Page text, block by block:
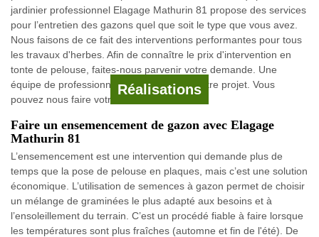
Réalisations
jardinier professionnel Elagage Mathurin 81 propose des services
pour l’entretien des gazons quel que soit le type que vous avez.
Nous faisons de ce fait des interventions performantes pour tous
les travaux d'herbes. Afin de connaître le prix d'intervention en
tonte de pelouse, faites-nous parvenir votre demande. Une
équipe de professionnel prendra soin de votre projet. Vous
pouvez nous faire votre demande de devis.
Faire un ensemencement de gazon avec Elagage
Mathurin 81
L’ensemencement est une intervention qui demande plus de
temps que la pose de pelouse en plaques, mais c’est une solution
économique. L’utilisation de semences à gazon permet de choisir
un mélange de graminées le plus adapté aux besoins et à
l’ensoleillement du terrain. C’est un procédé fiable à faire lorsque
les températures sont plus fraîches (automne et fin de l'été). De